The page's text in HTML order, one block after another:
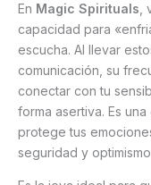
En Magic Spirituals
capacidad para
escucha. Al llevar
comunicación, su
conectar con tu
forma asertiva. Es
protege tus
seguridad y